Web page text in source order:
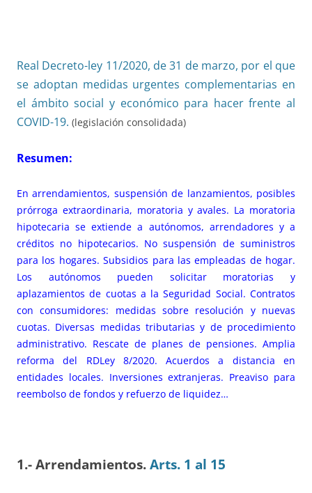
Real Decreto-ley 11/2020, de 31 de marzo, por el que
se adoptan medidas urgentes complementarias en
el ámbito social y económico para hacer frente al
COVID-19. (legislación consolidada)
Resumen:
En arrendamientos, suspensión de lanzamientos, posibles
prórroga extraordinaria, moratoria y avales. La moratoria
hipotecaria se extiende a autónomos, arrendadores y a
créditos no hipotecarios. No suspensión de suministros
para los hogares. Subsidios para las empleadas de hogar.
Los autónomos pueden solicitar moratorias y
aplazamientos de cuotas a la Seguridad Social. Contratos
con consumidores: medidas sobre resolución y nuevas
cuotas. Diversas medidas tributarias y de procedimiento
administrativo. Rescate de planes de pensiones. Amplia
reforma del RDLey 8/2020. Acuerdos a distancia en
entidades locales. Inversiones extranjeras. Preaviso para
reembolso de fondos y refuerzo de liquidez…
1.- Arrendamientos. Arts. 1 al 15